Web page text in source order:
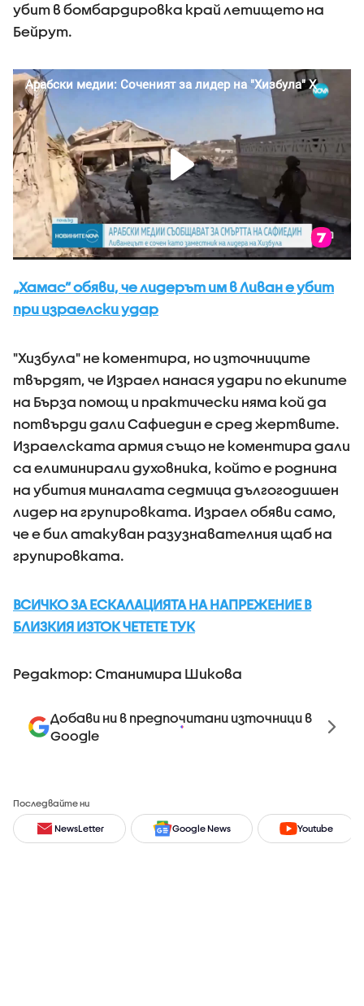
убит в бомбардировка край летището на
Бейрут.
„Хамас” обяви, че лидерът им в Ливан е убит
при израелски удар
"Хизбула" не коментира, но източниците
твърдят, че Израел нанася удари по екипите
на Бърза помощ и практически няма кой да
потвърди дали Сафиедин е сред жертвите.
Израелската армия също не коментира дали
са елиминирали духовника, който е роднина
на убития миналата седмица дългогодишен
лидер на групировката. Израел обяви само,
че е бил атакуван разузнавателния щаб на
групировката.
ВСИЧКО ЗА ЕСКАЛАЦИЯТА НА НАПРЕЖЕНИЕ В
БЛИЗКИЯ ИЗТОК ЧЕТЕТЕ ТУК
Редактор: Станимира Шикова
Добави ни в предпочитани източници в
Google
Последвайте ни
NewsLetter Google News Youtube